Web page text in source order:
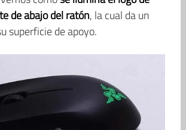
de abajo del ratón, la cual da un
superficie de apoyo.